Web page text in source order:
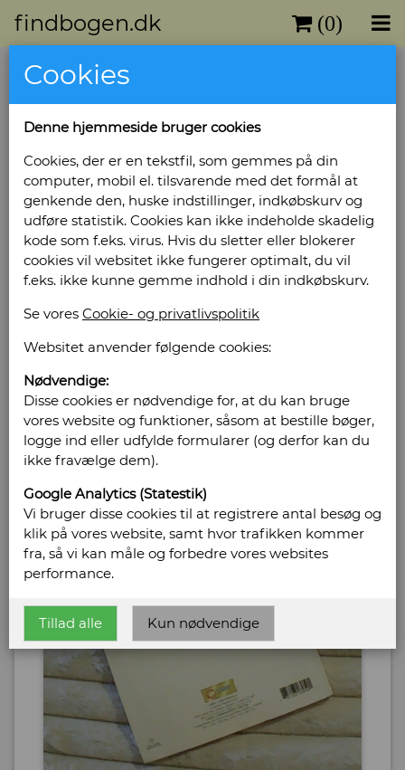
findbogen.dk (0)
Cookies
Denne hjemmeside bruger cookies
Cookies, der er en tekstfil, som gemmes på din
computer, mobil el. tilsvarende med det formål at
genkende den, huske indstillinger, indkøbskurv og
udføre statistik. Cookies kan ikke indeholde skadelig
kode som f.eks. virus. Hvis du sletter eller blokerer
cookies vil websitet ikke fungerer optimalt, du vil
f.eks. ikke kunne gemme indhold i din indkøbskurv.
Se vores Cookie- og privatlivspolitik
Websitet anvender følgende cookies:
Nødvendige:
Disse cookies er nødvendige for, at du kan bruge
vores website og funktioner, såsom at bestille bøger,
logge ind eller udfylde formularer (og derfor kan du
ikke fravælge dem).
Google Analytics (Statestik)
Vi bruger disse cookies til at registrere antal besøg og
klik på vores website, samt hvor trafikken kommer
fra, så vi kan måle og forbedre vores websites
performance.
Tillad alle Kun nødvendige